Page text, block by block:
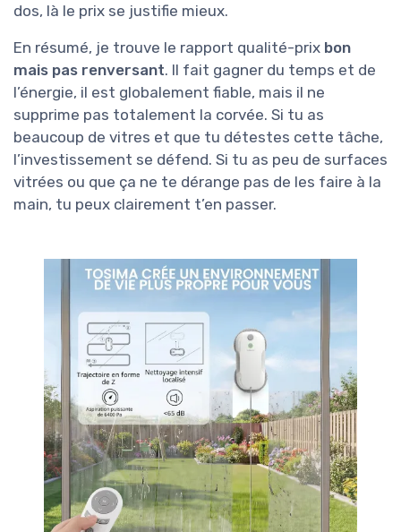
dos, là le prix se justifie mieux.
En résumé, je trouve le rapport qualité-prix bon
mais pas renversant. Il fait gagner du temps et de
l’énergie, il est globalement fiable, mais il ne
supprime pas totalement la corvée. Si tu as
beaucoup de vitres et que tu détestes cette tâche,
l’investissement se défend. Si tu as peu de surfaces
vitrées ou que ça ne te dérange pas de les faire à la
main, tu peux clairement t’en passer.